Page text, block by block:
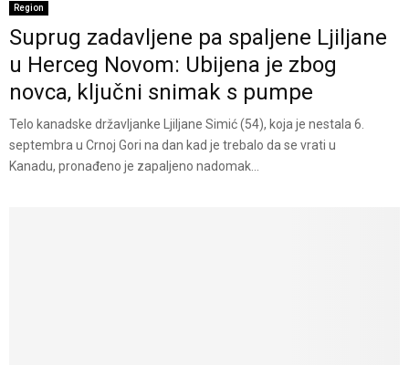
Region
Suprug zadavljene pa spaljene Ljiljane
u Herceg Novom: Ubijena je zbog
novca, ključni snimak s pumpe
Telo kanadske državljanke Ljiljane Simić (54), koja je nestala 6.
septembra u Crnoj Gori na dan kad je trebalo da se vrati u
Kanadu, pronađeno je zapaljeno nadomak...